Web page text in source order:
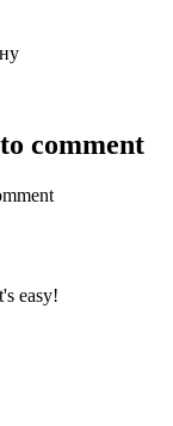
comment
easy!